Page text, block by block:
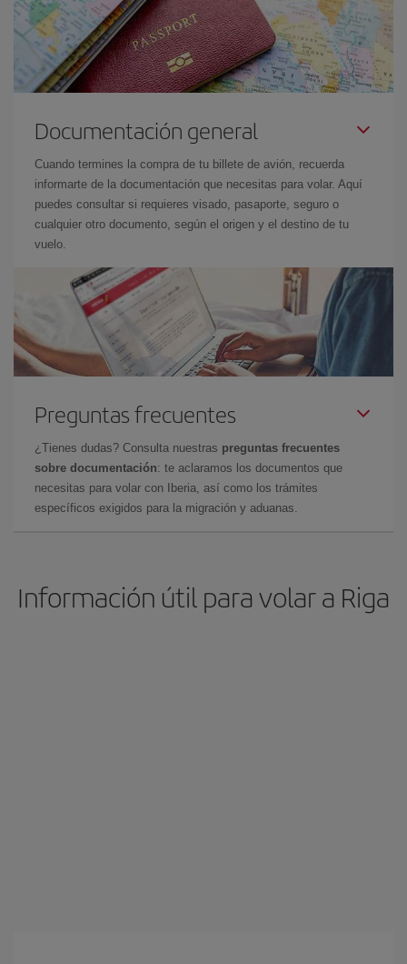
Documentación general
Cuando termines la compra de tu billete de avión, recuerda
informarte de la documentación que necesitas para volar. Aquí
puedes consultar si requieres visado, pasaporte, seguro o
cualquier otro documento, según el origen y el destino de tu
vuelo.
Preguntas frecuentes
¿Tienes dudas? Consulta nuestras preguntas frecuentes
sobre documentación: te aclaramos los documentos que
necesitas para volar con Iberia, así como los trámites
específicos exigidos para la migración y aduanas.
Información útil para volar a Riga